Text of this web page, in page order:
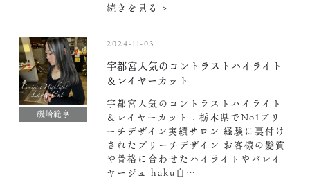
続きを見る >
磯崎範享
2024-11-03
宇都宮人気のコントラストハイライト
＆レイヤーカット
宇都宮人気のコントラストハイライト
＆レイヤーカット . 栃木県でNo1ブリ
ーチデザイン実績サロン 経験に裏付け
されたブリーチデザイン お客様の髪質
や骨格に合わせたハイライトやバレイ
ヤージュ haku自…